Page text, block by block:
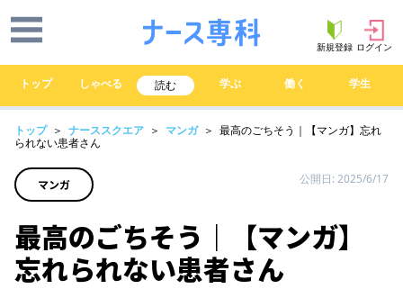
新規登録 ログイン
トップ しゃべる 読む 学ぶ 働く 学生
トップ ＞ ナーススクエア ＞ マンガ ＞ 最高のごちそう｜【マンガ】忘れ
られない患者さん
マンガ 公開日: 2025/6/17
最高のごちそう｜【マンガ】
忘れられない患者さん